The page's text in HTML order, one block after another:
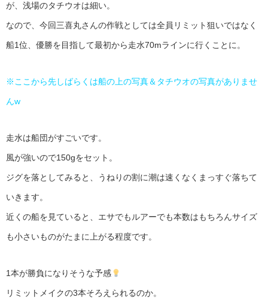
が、浅場のタチウオは細い。
なので、今回三喜丸さんの作戦としては全員リミット狙いではなく
船1位、優勝を目指して最初から走水70mラインに行くことに。
※ここから先しばらくは船の上の写真＆タチウオの写真がありませ
んw
走水は船団がすごいです。
風が強いので150gをセット。
ジグを落としてみると、うねりの割に潮は速くなくまっすぐ落ちて
いきます。
近くの船を見ていると、エサでもルアーでも本数はもちろんサイズ
も小さいものがたまに上がる程度です。
1本が勝負になりそうな予感
リミットメイクの3本そろえられるのか。